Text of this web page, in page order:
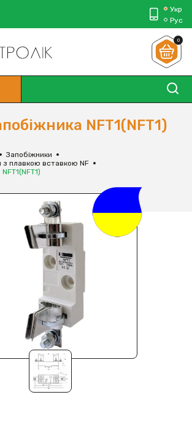
Укр
Рус
0
NFT1(NFT1)
Запобіжники
з плавкою вставкою NF